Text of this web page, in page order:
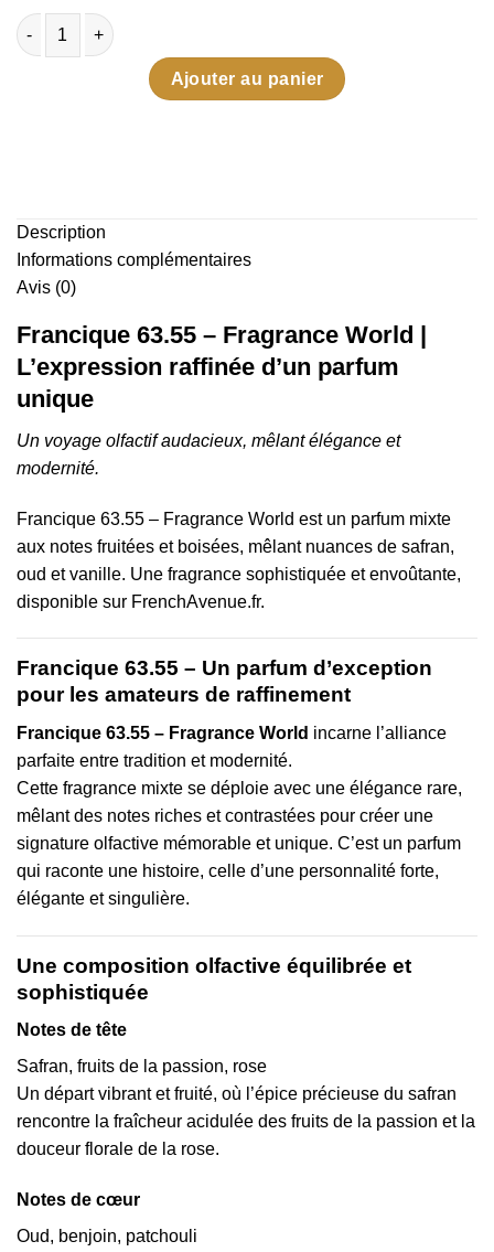
quantité de Francique 63.55 - Fragrance World
Ajouter au panier
Description
Informations complémentaires
Avis (0)
Francique 63.55 – Fragrance World |
L’expression raffinée d’un parfum
unique
Un voyage olfactif audacieux, mêlant élégance et
modernité.
Francique 63.55 – Fragrance World est un parfum mixte
aux notes fruitées et boisées, mêlant nuances de safran,
oud et vanille. Une fragrance sophistiquée et envoûtante,
disponible sur FrenchAvenue.fr.
Francique 63.55 – Un parfum d’exception
pour les amateurs de raffinement
Francique 63.55 – Fragrance World incarne l’alliance
parfaite entre tradition et modernité.
Cette fragrance mixte se déploie avec une élégance rare,
mêlant des notes riches et contrastées pour créer une
signature olfactive mémorable et unique. C’est un parfum
qui raconte une histoire, celle d’une personnalité forte,
élégante et singulière.
Une composition olfactive équilibrée et
sophistiquée
Notes de tête
Safran, fruits de la passion, rose
Un départ vibrant et fruité, où l’épice précieuse du safran
rencontre la fraîcheur acidulée des fruits de la passion et la
douceur florale de la rose.
Notes de cœur
Oud, benjoin, patchouli